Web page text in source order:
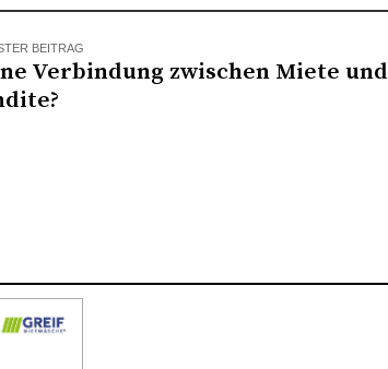
BEITRAG
Verbindung zwischen Miete und